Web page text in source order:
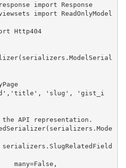
import
Response
import
ReadOnlyModel
Http404
( serializers . ModelSerial
, 'title' , 'slug' ,
'gist_i
API representation.
( serializers . Mode
serializers . SlugRelatedField
many=False ,